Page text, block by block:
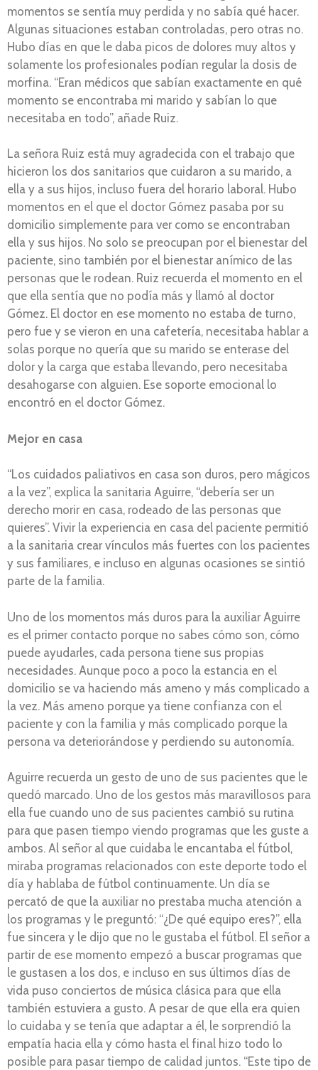
momentos se sentía muy perdida y no sabía qué hacer.
Algunas situaciones estaban controladas, pero otras no.
Hubo días en que le daba picos de dolores muy altos y
solamente los profesionales podían regular la dosis de
morfina. “Eran médicos que sabían exactamente en qué
momento se encontraba mi marido y sabían lo que
necesitaba en todo”, añade Ruiz.
La señora Ruiz está muy agradecida con el trabajo que
hicieron los dos sanitarios que cuidaron a su marido, a
ella y a sus hijos, incluso fuera del horario laboral. Hubo
momentos en el que el doctor Gómez pasaba por su
domicilio simplemente para ver como se encontraban
ella y sus hijos. No solo se preocupan por el bienestar del
paciente, sino también por el bienestar anímico de las
personas que le rodean. Ruiz recuerda el momento en el
que ella sentía que no podía más y llamó al doctor
Gómez. El doctor en ese momento no estaba de turno,
pero fue y se vieron en una cafetería, necesitaba hablar a
solas porque no quería que su marido se enterase del
dolor y la carga que estaba llevando, pero necesitaba
desahogarse con alguien. Ese soporte emocional lo
encontró en el doctor Gómez.
Mejor en casa
“Los cuidados paliativos en casa son duros, pero mágicos
a la vez”, explica la sanitaria Aguirre, “debería ser un
derecho morir en casa, rodeado de las personas que
quieres”. Vivir la experiencia en casa del paciente permitió
a la sanitaria crear vínculos más fuertes con los pacientes
y sus familiares, e incluso en algunas ocasiones se sintió
parte de la familia.
Uno de los momentos más duros para la auxiliar Aguirre
es el primer contacto porque no sabes cómo son, cómo
puede ayudarles, cada persona tiene sus propias
necesidades. Aunque poco a poco la estancia en el
domicilio se va haciendo más ameno y más complicado a
la vez. Más ameno porque ya tiene confianza con el
paciente y con la familia y más complicado porque la
persona va deteriorándose y perdiendo su autonomía.
Aguirre recuerda un gesto de uno de sus pacientes que le
quedó marcado. Uno de los gestos más maravillosos para
ella fue cuando uno de sus pacientes cambió su rutina
para que pasen tiempo viendo programas que les guste a
ambos. Al señor al que cuidaba le encantaba el fútbol,
miraba programas relacionados con este deporte todo el
día y hablaba de fútbol continuamente. Un día se
percató de que la auxiliar no prestaba mucha atención a
los programas y le preguntó: “¿De qué equipo eres?”, ella
fue sincera y le dijo que no le gustaba el fútbol. El señor a
partir de ese momento empezó a buscar programas que
le gustasen a los dos, e incluso en sus últimos días de
vida puso conciertos de música clásica para que ella
también estuviera a gusto. A pesar de que ella era quien
lo cuidaba y se tenía que adaptar a él, le sorprendió la
empatía hacia ella y cómo hasta el final hizo todo lo
posible para pasar tiempo de calidad juntos. “Este tipo de